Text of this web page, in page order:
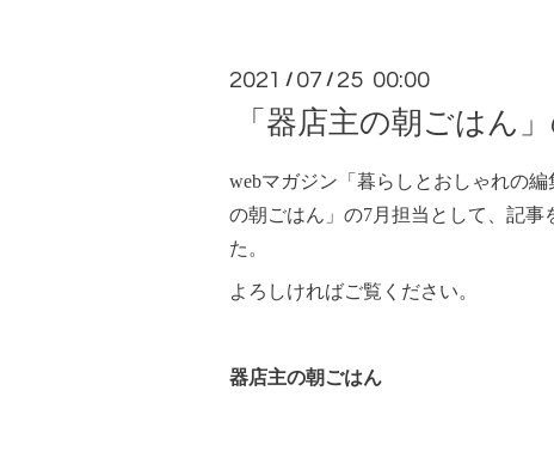
2021 / 07 / 25 00:00
「器店主の朝ごはん
webマガジン「暮らしとおしゃれの
の朝ごはん」の7月担当として、記事
た。
よろしければご覧ください。
器店主の朝ごはん